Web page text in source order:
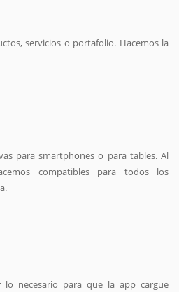
servicios o portafolio. Hacemos la
para smartphones o para tables. Al
compatibles para todos los
lo necesario para que la app cargue